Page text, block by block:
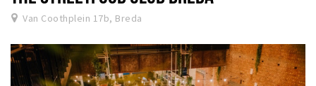
Van Coothplein 17b, Breda